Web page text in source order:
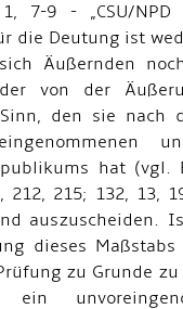
7-9 - „CSU/
die Deutung ist
Äußernden
von der
den sie nach
hat (vgl.
212, 215; 132, 13,
auszuscheiden.
dieses
zu Grunde